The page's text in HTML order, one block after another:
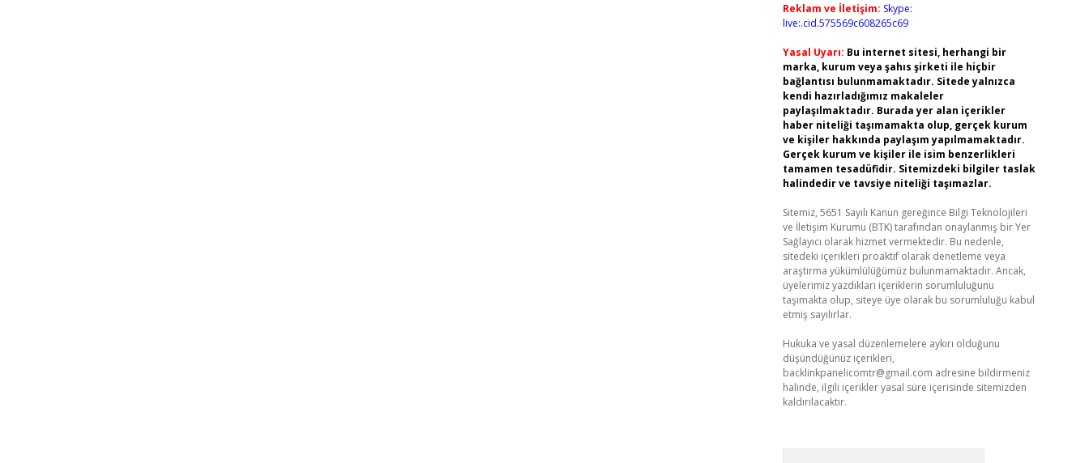
Reklam ve İletişim: Skype:
live:.cid.575569c608265c69
Yasal Uyarı: Bu internet sitesi, herhangi bir
marka, kurum veya şahıs şirketi ile hiçbir
bağlantısı bulunmamaktadır. Sitede yalnızca
kendi hazırladığımız makaleler
paylaşılmaktadır. Burada yer alan içerikler
haber niteliği taşımamakta olup, gerçek kurum
ve kişiler hakkında paylaşım yapılmamaktadır.
Gerçek kurum ve kişiler ile isim benzerlikleri
tamamen tesadüfidir. Sitemizdeki bilgiler taslak
halindedir ve tavsiye niteliği taşımazlar.
Sitemiz, 5651 Sayılı Kanun gereğince Bilgi Teknolojileri
ve İletişim Kurumu (BTK) tarafından onaylanmış bir Yer
Sağlayıcı olarak hizmet vermektedir. Bu nedenle,
sitedeki içerikleri proaktif olarak denetleme veya
araştırma yükümlülüğümüz bulunmamaktadır. Ancak,
üyelerimiz yazdıkları içeriklerin sorumluluğunu
taşımakta olup, siteye üye olarak bu sorumluluğu kabul
etmiş sayılırlar.
Hukuka ve yasal düzenlemelere aykırı olduğunu
düşündüğünüz içerikleri,
backlinkpanelicomtr@gmail.com adresine bildirmeniz
halinde, ilgili içerikler yasal süre içerisinde sitemizden
kaldırılacaktır.